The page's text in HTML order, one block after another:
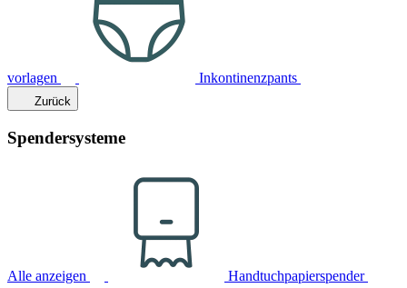
vorlagen Inkontinenzpants
Zurück
Spendersysteme
Alle anzeigen Handtuchpapierspender